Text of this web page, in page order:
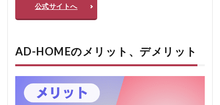
公式サイトへ
AD-HOMEのメリット、デメリット